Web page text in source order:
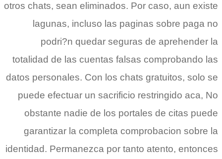
otros chats, sean eliminados. Por caso, aun existe
lagunas, incluso las paginas sobre paga no
podri?n quedar seguras de aprehender la
totalidad de las cuentas falsas comprobando las
datos personales. Con los chats gratuitos, solo se
puede efectuar un sacrificio restringido aca, No
obstante nadie de los portales de citas puede
garantizar la completa comprobacion sobre la
identidad. Permanezca por tanto atento, entonces